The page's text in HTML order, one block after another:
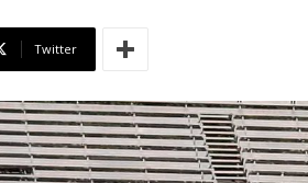
Twitter